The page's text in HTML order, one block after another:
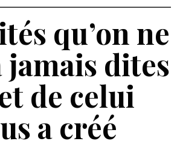
qu’on ne
jamais dites
de celui
a créé